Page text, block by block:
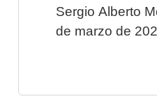
Sergio Alberto
de marzo de